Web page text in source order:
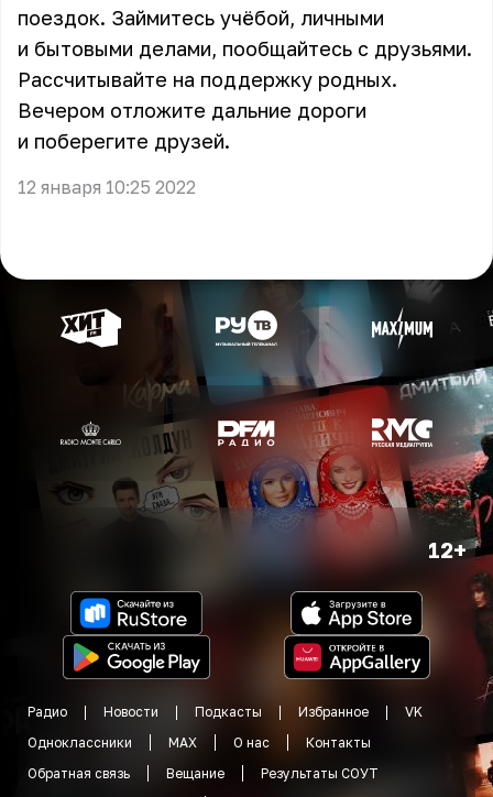
поездок. Займитесь учёбой, личными
и бытовыми делами, пообщайтесь с друзьями.
Рассчитывайте на поддержку родных.
Вечером отложите дальние дороги
и поберегите друзей.
12 января 10:25 2022
12+
Радио Новости Подкасты Избранное
VK
Одноклассники
MAX О нас
Контакты
Обратная связь
Вещание
Результаты СОУТ